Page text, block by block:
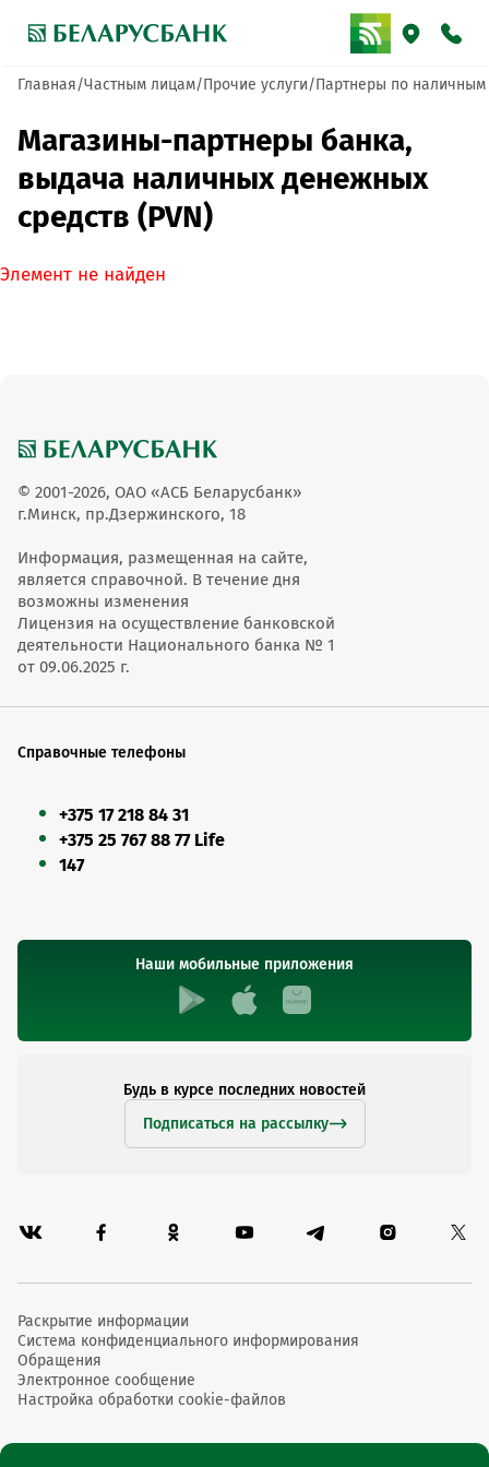
Главная Частным лицам Прочие услуги Партнеры по наличным
Магазины-партнеры банка,
выдача наличных денежных
средств (PVN)
Элемент не найден
© 2001-2026, ОАО «АСБ Беларусбанк»
г.Минск, пр.Дзержинского, 18
Информация, размещенная на сайте,
является справочной. В течение дня
возможны изменения
Лицензия на осуществление банковской
деятельности Национального банка № 1
от 09.06.2025 г.
Справочные телефоны
+375 17 218 84 31
+375 25 767 88 77 Life
147
Наши мобильные приложения
Будь в курсе последних новостей
Подписаться на рассылку
Раскрытие информации
Система конфиденциального информирования
Обращения
Электронное сообщение
Настройка обработки cookie-файлов